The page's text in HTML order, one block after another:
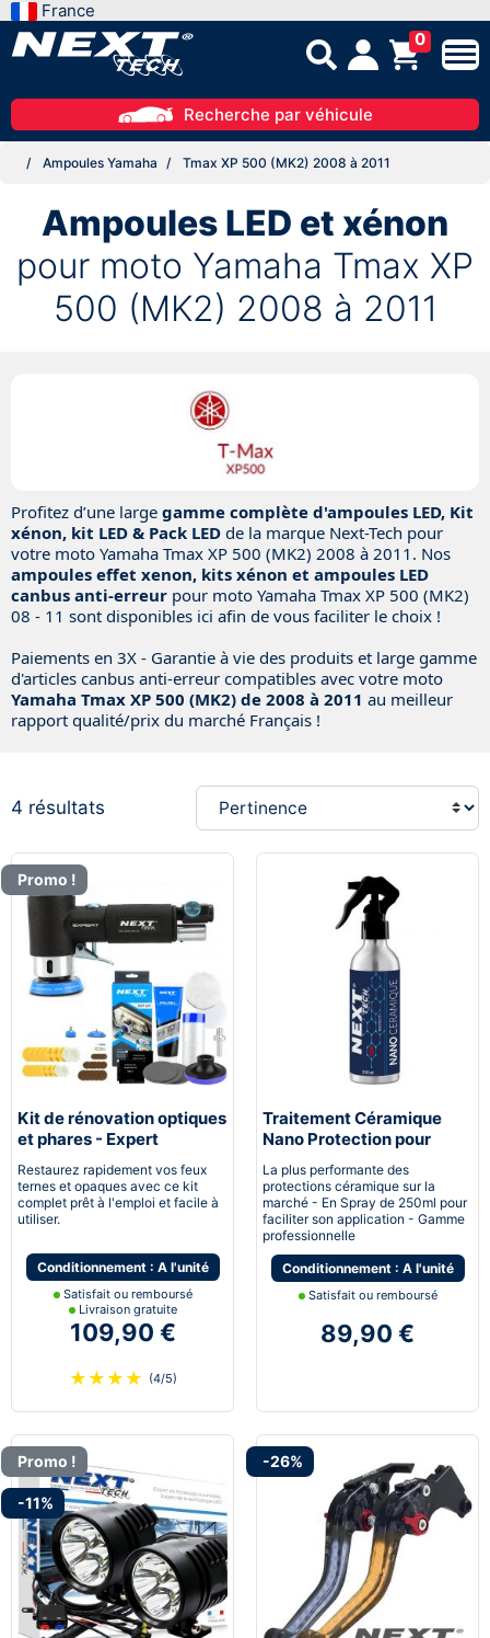
France
0
Recherche par véhicule
Ampoules Yamaha Tmax XP 500 (MK2) 2008 à 2011
Ampoules LED et xénon
pour moto Yamaha Tmax XP
500 (MK2) 2008 à 2011
Profitez d’une large gamme complète d'ampoules LED, Kit
xénon, kit LED & Pack LED de la marque Next-Tech pour
votre moto Yamaha Tmax XP 500 (MK2) 2008 à 2011. Nos
ampoules effet xenon, kits xénon et ampoules LED
canbus anti-erreur pour moto Yamaha Tmax XP 500 (MK2)
08 - 11 sont disponibles ici afin de vous faciliter le choix !
Paiements en 3X - Garantie à vie des produits et large gamme
d'articles canbus anti-erreur compatibles avec votre moto
Yamaha Tmax XP 500 (MK2) de 2008 à 2011 au meilleur
rapport qualité/prix du marché Français !
4 résultats
Promo !
Kit de rénovation optiques
et phares - Expert
Restaurez rapidement vos feux
ternes et opaques avec ce kit
complet prêt à l'emploi et facile à
utiliser.
Conditionnement : A l'unité
Satisfait ou remboursé
Livraison gratuite
109,90 €
★ ★ ★ ★ (4/5)
Traitement Céramique
Nano Protection pour
La plus performante des
protections céramique sur la
marché - En Spray de 250ml pour
faciliter son application - Gamme
professionnelle
Conditionnement : A l'unité
Satisfait ou remboursé
89,90 €
Promo !
-11%
-26%